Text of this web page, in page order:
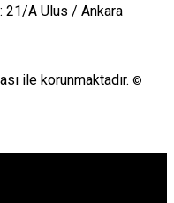
21/A Ulus / Ankara
ile korunmaktadır. ©